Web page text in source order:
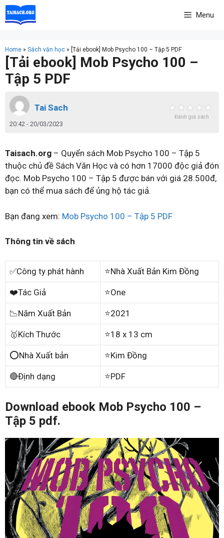
Skip
to
Menu
Home » Sách văn học » [Tải ebook] Mob Psycho 100 – Tập 5 PDF
[Tải ebook] Mob Psycho 100 –
Tập 5 PDF
Tai Sach
20:42 - 20/03/2023
Đánh giá sách
Taisach.org – Quyển sách Mob Psycho 100 – Tập 5
thuộc chủ đề Sách Văn Học và có hơn 17000 độc giả đón
đọc. Mob Psycho 100 – Tập 5 được bán với giá 28.500đ,
bạn có thể mua sách để ủng hộ tác giả.
Bạn đang xem: Mob Psycho 100 – Tập 5 PDF
Thông tin về sách
✅Công ty phát hành ⭐Nhà Xuất Bản Kim Đồng
❤️Tác Giả ⭐One
📉Năm Xuất Bản ⭐2021
🥇Kích Thước ⭐18 x 13 cm
⭕Nhà Xuất bản ⭐Kim Đồng
🔴Định dạng ⭐PDF
Download ebook Mob Psycho 100 –
Tập 5 pdf.